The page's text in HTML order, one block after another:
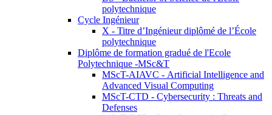
polytechnique
Cycle Ingénieur
X - Titre d’Ingénieur diplômé de l’École
polytechnique
Diplôme de formation gradué de l'Ecole
Polytechnique -MSc&T
MScT-AIAVC - Artificial Intelligence and
Advanced Visual Computing
MScT-CTD - Cybersecurity : Threats and
Defenses